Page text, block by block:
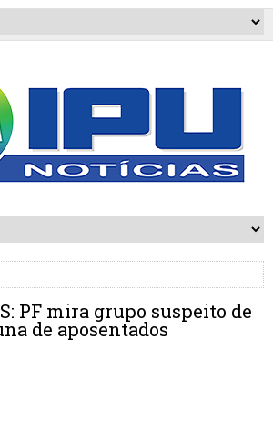
PF mira grupo suspeito de
de aposentados